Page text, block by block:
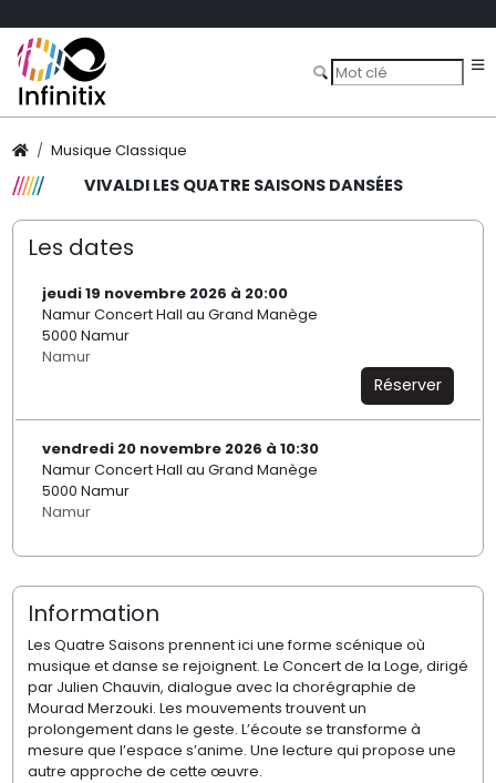
Musique Classique
VIVALDI LES QUATRE SAISONS DANSÉES
Les dates
jeudi 19 novembre 2026 à 20:00
Namur Concert Hall au Grand Manège
5000 Namur
Namur
Réserver
vendredi 20 novembre 2026 à 10:30
Namur Concert Hall au Grand Manège
5000 Namur
Namur
Information
Les Quatre Saisons prennent ici une forme scénique où
musique et danse se rejoignent. Le Concert de la Loge, dirigé
par Julien Chauvin, dialogue avec la chorégraphie de
Mourad Merzouki. Les mouvements trouvent un
prolongement dans le geste. L’écoute se transforme à
mesure que l’espace s’anime. Une lecture qui propose une
autre approche de cette œuvre.